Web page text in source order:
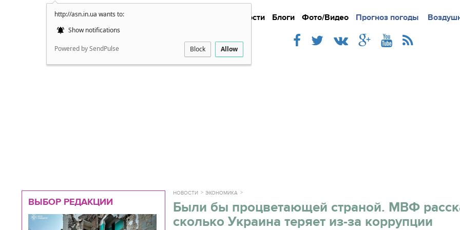
http://asn.in.ua wants to:
Show notifications
Powered by SendPulse Block Allow
Новости Блоги Фото/Видео Прогноз погоды
Подробно Новости
ВЫБОР РЕДАКЦИИ
НОВОСТИ ЭКОНОМИКА
Были бы процветающей страной. МВФ
сколько Украина теряет из-за коррупции